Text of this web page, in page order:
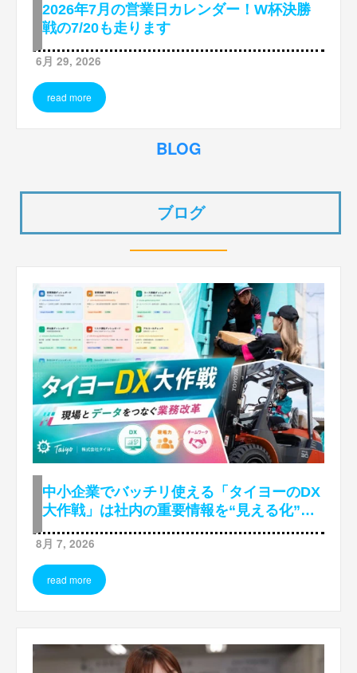
2026年7月の営業日カレンダー！W杯決勝
戦の7/20も走ります
6月 29, 2026
read more
BLOG
ブログ
中小企業でバッチリ使える「タイヨーのDX
大作戦」は社内の重要情報を“見える化”か
ら
8月 7, 2026
read more